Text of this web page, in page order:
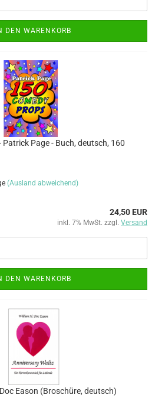
DEN WARENKORB
Patrick Page - Buch, deutsch, 160
(Ausland abweichend)
24,50 EUR
inkl. 7% MwSt. zzgl. Versand
DEN WARENKORB
Eason (Broschüre, deutsch)